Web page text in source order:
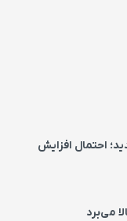
احتمال افزایش
می‌برد